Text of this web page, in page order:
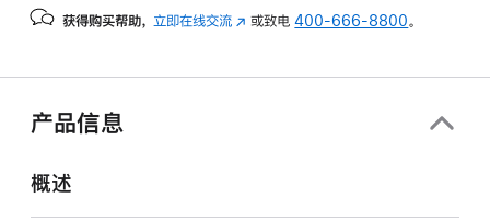
获得购买帮助， 立即在线交流 (在 或致电400-666-8800。
产品信息
概述